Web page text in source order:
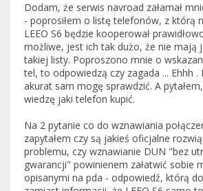
Dodam, że serwis navroad załamał
- poprosiłem o listę telefonów, z którą
LEEO S6 będzie kooperował
możliwe, jest ich tak dużo, że nie mają
takiej listy. Poproszono mnie o
tel, to odpowiedzą czy zagada ... Ehhh .
akurat sam mogę sprawdzić. A
wiedzę jaki telefon kupić.
Na 2 pytanie co do wznawiania
zapytałem czy są jakieś oficjalne
problemu, czy wznawianie DUN "bez
gwarancji" powinienem załatwić sobie
opisanymi na pda - odpowiedź, którą